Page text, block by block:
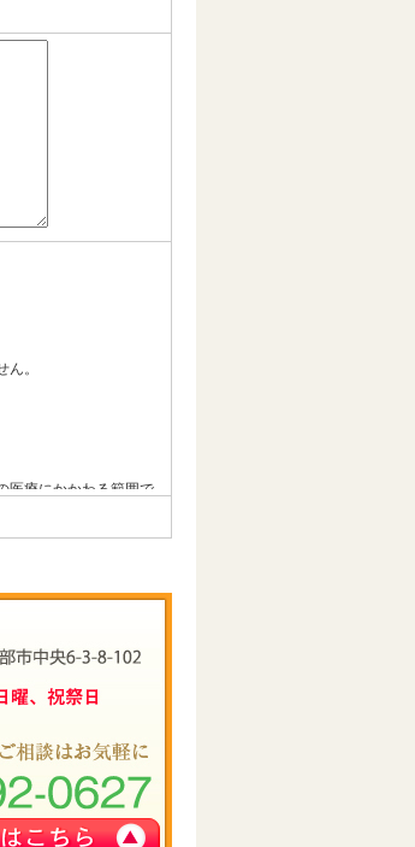
。
医療にかかわる範囲で
解を得た上で実施い
、その情報を第３者
、破壊、改ざん又は